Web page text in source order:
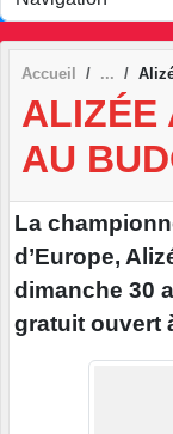
Accueil
ALIZÉE
AU
La
d’Europe,
dimanche 30
gratuit ouvert